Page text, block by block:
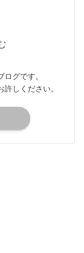
グです。
しください。